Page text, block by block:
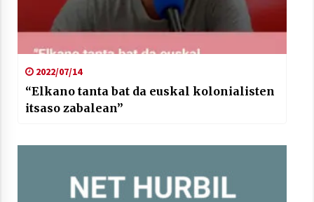
2022/07/14
“Elkano tanta bat da euskal kolonialisten
itsaso zabalean”